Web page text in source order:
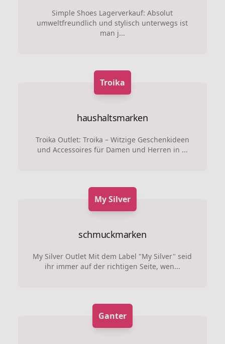
Simple Shoes Lagerverkauf: Absolut
umweltfreundlich und stylisch unterwegs ist
man j...
Troika
haushaltsmarken
Troika Outlet: Troika – Witzige Geschenkideen
und Accessoires für Damen und Herren in ...
My Silver
schmuckmarken
My Silver Outlet Mit dem Label "My Silver" seid
ihr immer auf der richtigen Seite, wen...
Ganter